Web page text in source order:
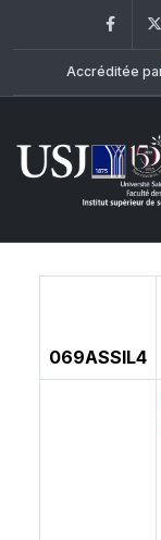
Accréditée
069ASSIL4